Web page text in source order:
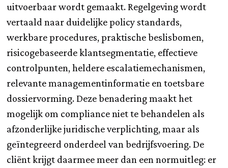
uitvoerbaar wordt gemaakt. Regelgeving wordt
vertaald naar duidelijke policy standards,
werkbare procedures, praktische beslisbomen,
risicogebaseerde klantsegmentatie, effectieve
controlpunten, heldere escalatiemechanismen,
relevante managementinformatie en toetsbare
dossiervorming. Deze benadering maakt het
mogelijk om compliance niet te behandelen als
afzonderlijke juridische verplichting, maar als
geïntegreerd onderdeel van bedrijfsvoering. De
cliënt krijgt daarmee meer dan een normuitleg: er